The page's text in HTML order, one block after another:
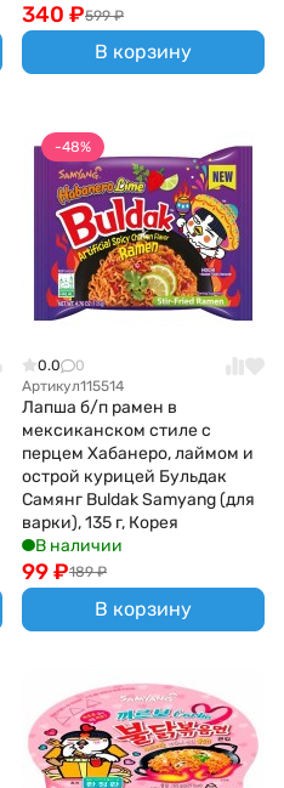
599 ₽
340 ₽
В корзину
-48%
0.0
0
Артикул115514
Лапша б/п рамен в
мексиканском стиле c
перцем Хабанеро, лаймом и
острой курицей Бульдак
Самянг Buldak Samyang (для
варки), 135 г, Корея
В наличии
189 ₽
99₽
В корзину